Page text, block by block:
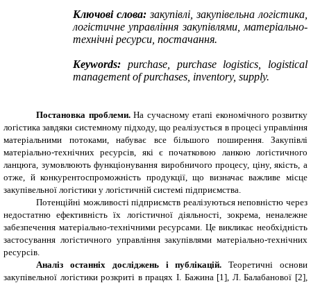
Ключові слова: закупівлі, закупівельна логістика,
логістичне управління закупівлями, матеріально-
технічні ресурси, постачання.
Keywords: purchase, purchase logistics, logistical
management of purchases, inventory, supply.
Постановка проблеми.На сучасному етапі економічного розвитку
логістика завдяки системному підходу, що реалізується в процесі управління
матеріальними потоками, набуває все більшого поширення. Закупівлі
матеріально-технічних ресурсів, які є початковою ланкою логістичного
ланцюга, зумовлюютьфункціонування виробничого процесу, ціну, якість, а
отже, й конкурентоспроможність продукції, що визначає важливе місце
закупівельної логістики у логістичній системі підприємства.
Потенційні можливості підприємств реалізуються неповністю через
недостатню ефективність їх логістичної діяльності, зокрема, неналежне
забезпечення матеріально-технічними ресурсами. Це викликає необхідність
застосування логістичного управління закупівлями матеріально-технічних
ресурсів.
Аналіз останніх досліджень і публікацій.Теоретичні основи
закупівельної логістики розкриті в працях І. Бажина [1], Л. Балабанової [2],